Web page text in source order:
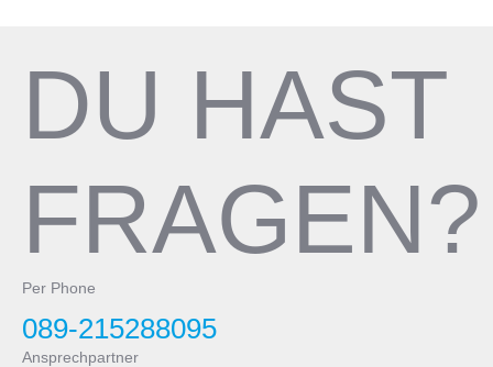
Innenlager
Cannondale Alloy PressFit30
DU HAST
FRAGEN?
Per Phone
089-215288095
Ansprechpartner